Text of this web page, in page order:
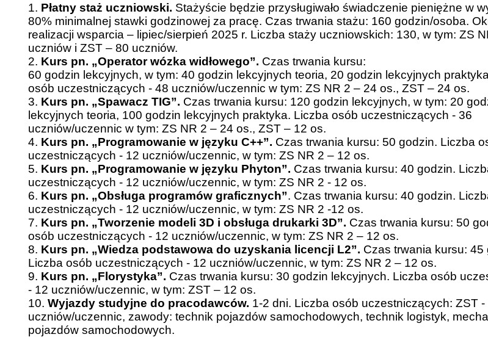
1. Płatny staż uczniowski. Stażyście będzie przysługiwało świadczenie pieniężne w
80% minimalnej stawki godzinowej za pracę. Czas trwania stażu: 160 godzin/osoba.
realizacji wsparcia – lipiec/sierpień 2025 r. Liczba staży uczniowskich: 130, w tym: ZS
uczniów i ZST – 80 uczniów.
2. Kurs pn. „Operator wózka widłowego”. Czas trwania kursu:
60 godzin lekcyjnych, w tym: 40 godzin lekcyjnych teoria, 20 godzin lekcyjnych
osób uczestniczących - 48 uczniów/uczennic w tym: ZS NR 2 – 24 os., ZST – 24 os.
3. Kurs pn. „Spawacz TIG”. Czas trwania kursu: 120 godzin lekcyjnych, w tym: 20
lekcyjnych teoria, 100 godzin lekcyjnych praktyka. Liczba osób uczestniczących - 36
uczniów/uczennic w tym: ZS NR 2 – 24 os., ZST – 12 os.
4. Kurs pn. „Programowanie w języku C++”. Czas trwania kursu: 50 godzin. Liczba
uczestniczących - 12 uczniów/uczennic, w tym: ZS NR 2 – 12 os.
5. Kurs pn. „Programowanie w języku Phyton”. Czas trwania kursu: 40 godzin.
uczestniczących - 12 uczniów/uczennic, w tym: ZS NR 2 - 12 os.
6. Kurs pn. „Obsługa programów graficznych”. Czas trwania kursu: 40 godzin.
uczestniczących - 12 uczniów/uczennic, w tym: ZS NR 2 -12 os.
7. Kurs pn. „Tworzenie modeli 3D i obsługa drukarki 3D”. Czas trwania kursu: 50
osób uczestniczących - 12 uczniów/uczennic, w tym: ZS NR 2 – 12 os.
8. Kurs pn. „Wiedza podstawowa do uzyskania licencji L2”. Czas trwania kursu: 45
Liczba osób uczestniczących - 12 uczniów/uczennic, w tym: ZS NR 2 – 12 os.
9. Kurs pn. „Florystyka”. Czas trwania kursu: 30 godzin lekcyjnych. Liczba osób
- 12 uczniów/uczennic, w tym: ZST – 12 os.
10.Wyjazdy studyjne do pracodawców. 1-2 dni. Liczba osób uczestniczących: ZST -
uczniów/uczennic, zawody: technik pojazdów samochodowych, technik logistyk,
pojazdów samochodowych.